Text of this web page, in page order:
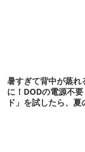
暑すぎて背中が蒸
に！DODの電源不
ド」を試したら、夏